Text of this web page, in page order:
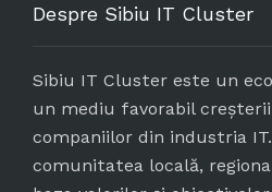
Despre Sibiu IT Cluster
Sibiu IT Cluster este un
un mediu favorabil
companiilor din industria
comunitatea locală,